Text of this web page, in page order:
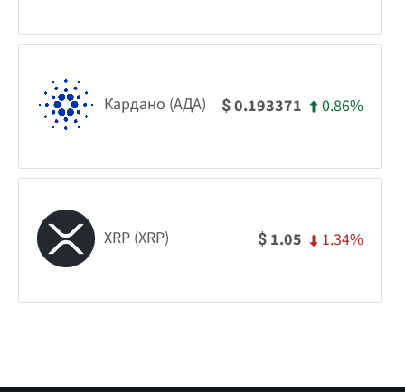
Кардано (АДА) $0.193371 0.86%
XRP (XRP) $ 1.05 1.34%